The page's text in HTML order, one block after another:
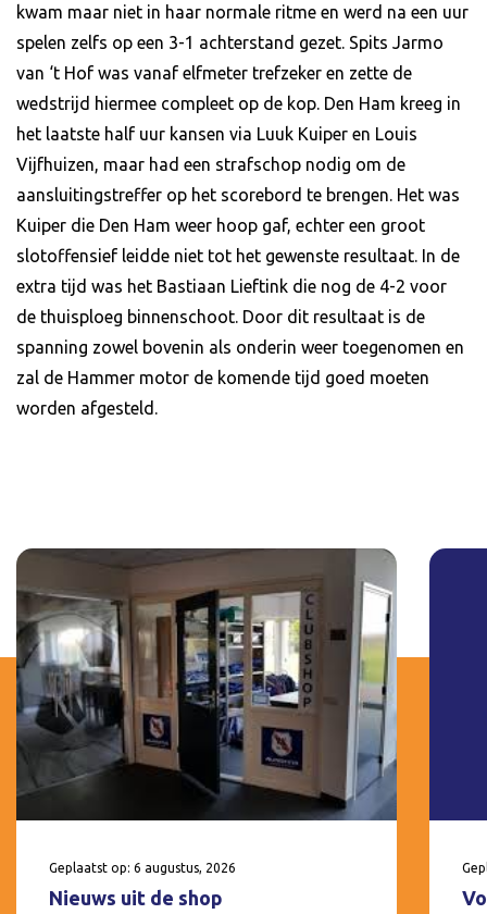
kwam maar niet in haar normale ritme en werd na een uur
spelen zelfs op een 3-1 achterstand gezet. Spits Jarmo
van ‘t Hof was vanaf elfmeter trefzeker en zette de
wedstrijd hiermee compleet op de kop. Den Ham kreeg in
het laatste half uur kansen via Luuk Kuiper en Louis
Vijfhuizen, maar had een strafschop nodig om de
aansluitingstreffer op het scorebord te brengen. Het was
Kuiper die Den Ham weer hoop gaf, echter een groot
slotoffensief leidde niet tot het gewenste resultaat. In de
extra tijd was het Bastiaan Lieftink die nog de 4-2 voor
de thuisploeg binnenschoot. Door dit resultaat is de
spanning zowel bovenin als onderin weer toegenomen en
zal de Hammer motor de komende tijd goed moeten
worden afgesteld.
Geplaatst op: 6 augustus, 2026
Nieuws uit de shop